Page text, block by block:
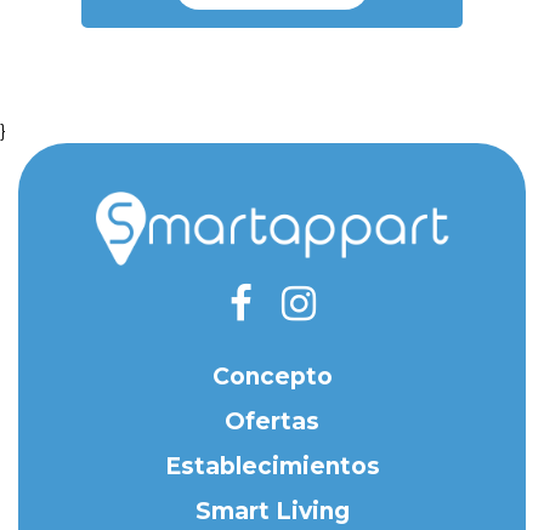
}
Concepto
Ofertas
Establecimientos
Smart Living